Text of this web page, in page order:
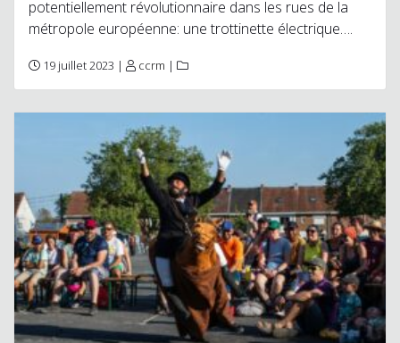
potentiellement révolutionnaire dans les rues de la
métropole européenne: une trottinette électrique….
19 juillet 2023 | ccrm |